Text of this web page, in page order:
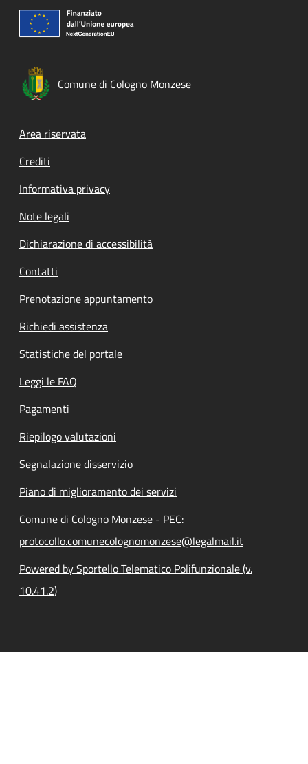
Comune di Cologno Monzese
Footer menu
Area riservata
Crediti
Informativa privacy
Note legali
Dichiarazione di accessibilità
Contatti
Prenotazione appuntamento
Richiedi assistenza
Statistiche del portale
Leggi le FAQ
Pagamenti
Riepilogo valutazioni
Segnalazione disservizio
Piano di miglioramento dei servizi
Comune di Cologno Monzese - PEC:
protocollo.comunecolognomonzese@legalmail.it
Powered by Sportello Telematico Polifunzionale (v.
10.41.2)